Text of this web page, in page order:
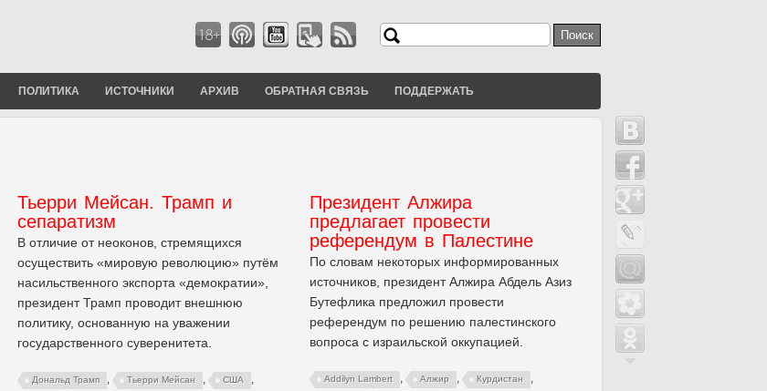
Форма поиска
Поиск
ПОЛИТИКА ИСТОЧНИКИ АРХИВ ОБРАТНАЯ СВЯЗЬ ПОДДЕРЖАТЬ
Тьерри Мейсан. Трамп и
сепаратизм
В отличие от неоконов, стремящихся
осуществить «мировую революцию» путём
насильственного экспорта «демократии»,
президент Трамп проводит внешнюю
политику, основанную на уважении
государственного суверенитета.
Дональд Трамп , Тьерри Мейсан , США ,
Президент Алжира
предлагает провести
референдум в Палестине
По словам некоторых информированных
источников, президент Алжира Абдель Азиз
Бутефлика предложил провести
референдум по решению палестинского
вопроса с израильской оккупацией.
Addilyn Lambert , Алжир , Курдистан ,